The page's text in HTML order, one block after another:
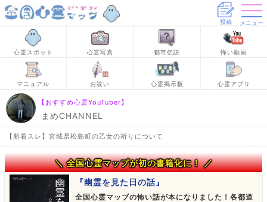
投稿 メニュー
心霊スポット 心霊写真 都市伝説 怖い動画
マニュアル お祓い 心霊掲示板 心霊アプリ
【おすすめ心霊YouTuber】
まめCHANNEL
【新着スレ】宮城県松島町の乙女の祈りについて
＼ 全国心霊マップが初の書籍化に！ ／
『幽霊を見た日の話』
全国心霊マップの怖い話が本になりました！各都道